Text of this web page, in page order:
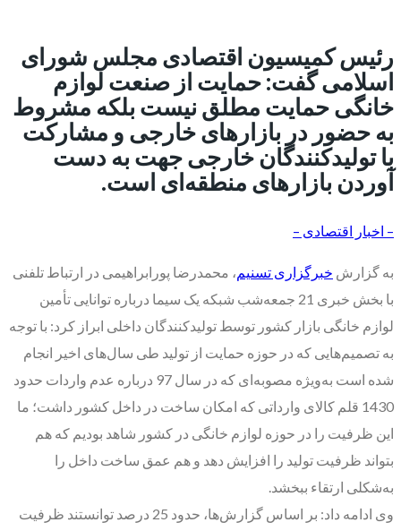
رئیس کمیسیون اقتصادی مجلس شورای
اسلامی گفت: حمایت از صنعت لوازم
خانگی حمایت مطلق نیست بلکه مشروط
به حضور در بازار‌های خارجی و مشارکت
با تولیدکنندگان خارجی جهت به دست
آوردن بازار‌های منطقه‌ای است.
– اخبار اقتصادی –
به گزارش خبرگزاری تسنیم، محمدرضا پورابراهیمی در ارتباط تلفنی
با بخش خبری 21 جمعه‌شب شبکه یک سیما درباره توانایی تأمین
لوازم خانگی بازار کشور توسط تولیدکنندگان داخلی ابراز کرد: با توجه
به تصمیم‌هایی که در حوزه حمایت از تولید طی سال‌های اخیر انجام
شده است به‌ویژه مصوبه‌ای که در سال 97 درباره عدم واردات حدود
1430 قلم کالای وارداتی که امکان ساخت در داخل کشور داشت؛ ما
این ظرفیت را در حوزه لوازم خانگی در کشور شاهد بودیم که هم
بتواند ظرفیت تولید را افزایش دهد و هم عمق ساخت داخل را
به‌شکلی ارتقاء ببخشد.
وی ادامه داد: بر اساس گزارش‌ها، حدود 25 درصد توانستند ظرفیت